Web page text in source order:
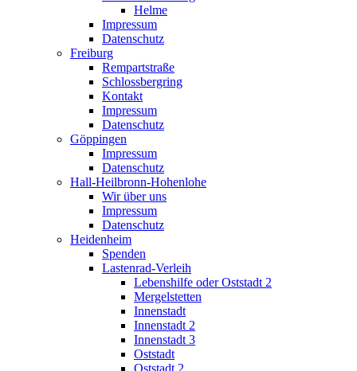
Helme
Impressum
Datenschutz
Freiburg
Rempartstraße
Schlossbergring
Kontakt
Impressum
Datenschutz
Göppingen
Impressum
Datenschutz
Hall-Heilbronn-Hohenlohe
Wir über uns
Impressum
Datenschutz
Heidenheim
Spenden
Lastenrad-Verleih
Lebenshilfe oder Oststadt 2
Mergelstetten
Innenstadt
Innenstadt 2
Innenstadt 3
Oststadt
Oststadt 2